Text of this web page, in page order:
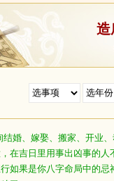
造
结婚、嫁娶、搬家、开业
在吉日里用事出凶事的
如果是你八字命局中的